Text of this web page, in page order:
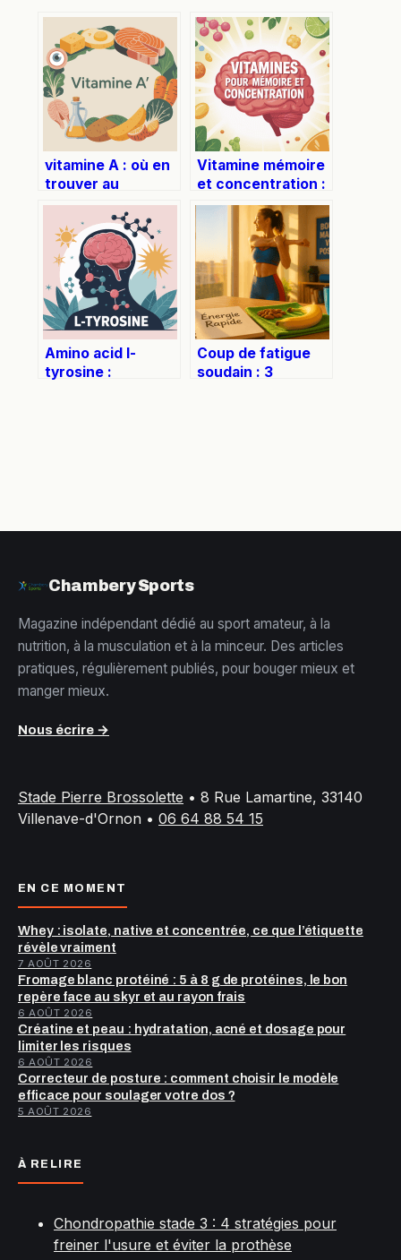
vitamine A : où en
trouver au
quotidien et
comment bien la
couvrir
Vitamine mémoire
et concentration :
lesquelles choisir
pour être plus
performant
Amino acid l-
tyrosine :
Coup de fatigue
soudain : 3
Chambery Sports
Magazine indépendant dédié au sport amateur, à la
nutrition, à la musculation et à la minceur. Des articles
pratiques, régulièrement publiés, pour bouger mieux et
manger mieux.
Nous écrire →
Stade Pierre Brossolette • 8 Rue Lamartine, 33140
Villenave-d'Ornon • 06 64 88 54 15
EN CE MOMENT
Whey : isolate, native et concentrée, ce que l’étiquette
révèle vraiment
7 AOÛT 2026
Fromage blanc protéiné : 5 à 8 g de protéines, le bon
repère face au skyr et au rayon frais
6 AOÛT 2026
Créatine et peau : hydratation, acné et dosage pour
limiter les risques
6 AOÛT 2026
Correcteur de posture : comment choisir le modèle
efficace pour soulager votre dos ?
5 AOÛT 2026
À RELIRE
Chondropathie stade 3 : 4 stratégies pour
freiner l'usure et éviter la prothèse